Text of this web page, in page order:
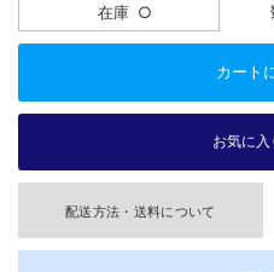
在庫 ○
配送方法・送料について